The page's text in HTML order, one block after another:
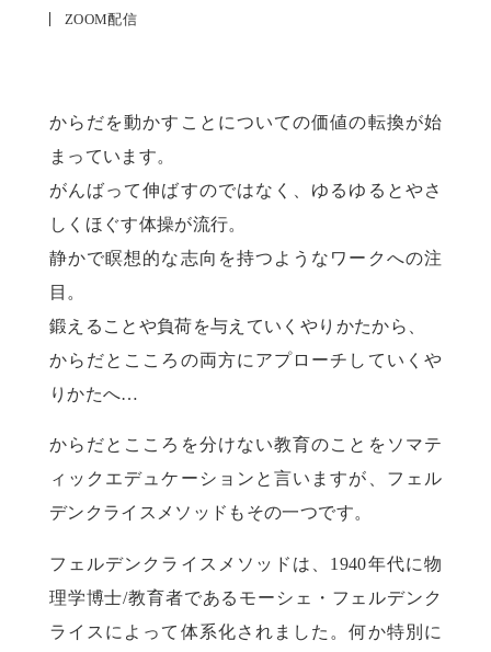
ZOOM配信
からだを動かすことについての価値の転換が始
まっています。
がんばって伸ばすのではなく、ゆるゆるとやさ
しくほぐす体操が流行。
静かで瞑想的な志向を持つようなワークへの注
目。
鍛えることや負荷を与えていくやりかたから、
からだとこころの両方にアプローチしていくや
りかたへ…
からだとこころを分けない教育のことをソマテ
ィックエデュケーションと言いますが、フェル
デンクライスメソッドもその一つです。
フェルデンクライスメソッドは、1940年代に物
理学博士/教育者であるモーシェ・フェルデンク
ライスによって体系化されました。何か特別に